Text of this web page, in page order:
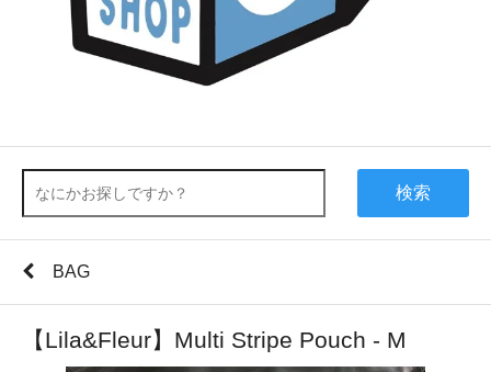
検索
BAG
【Lila&Fleur】Multi Stripe Pouch - M